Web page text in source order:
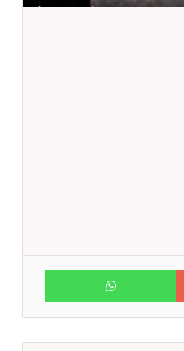
Google+
WhatsApp